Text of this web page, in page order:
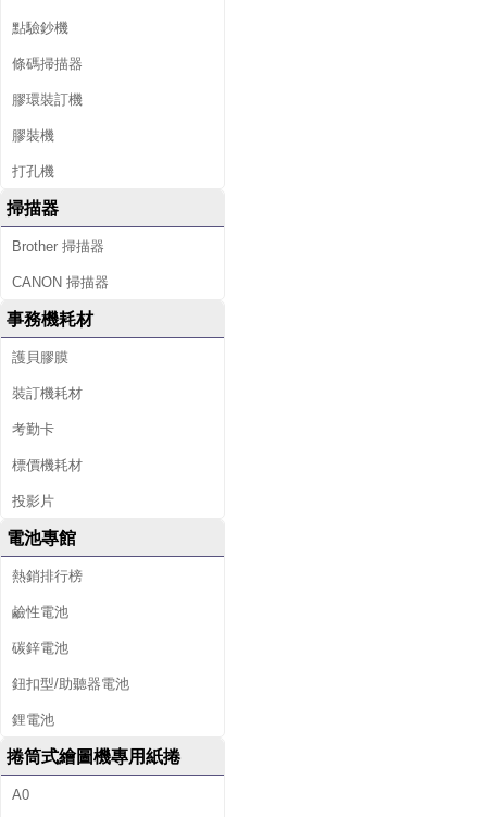
點驗鈔機
條碼掃描器
膠環裝訂機
膠裝機
打孔機
掃描器
Brother 掃描器
CANON 掃描器
事務機耗材
護貝膠膜
裝訂機耗材
考勤卡
標價機耗材
投影片
電池專館
熱銷排行榜
鹼性電池
碳鋅電池
鈕扣型/助聽器電池
鋰電池
捲筒式繪圖機專用紙捲
A0